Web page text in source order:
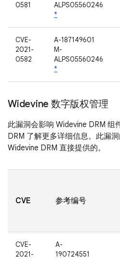
0581
ALPS05560246
*
CVE-
2021-
0582
A-187149601
M-
ALPS05560246
*
Widevine 数字版权管理
此漏洞会影响 Widevine DRM 组
DRM 了解更多详细信息。此漏
Widevine DRM 直接提供的。
CVE 参考编号
CVE-
2021-
A-
190724551